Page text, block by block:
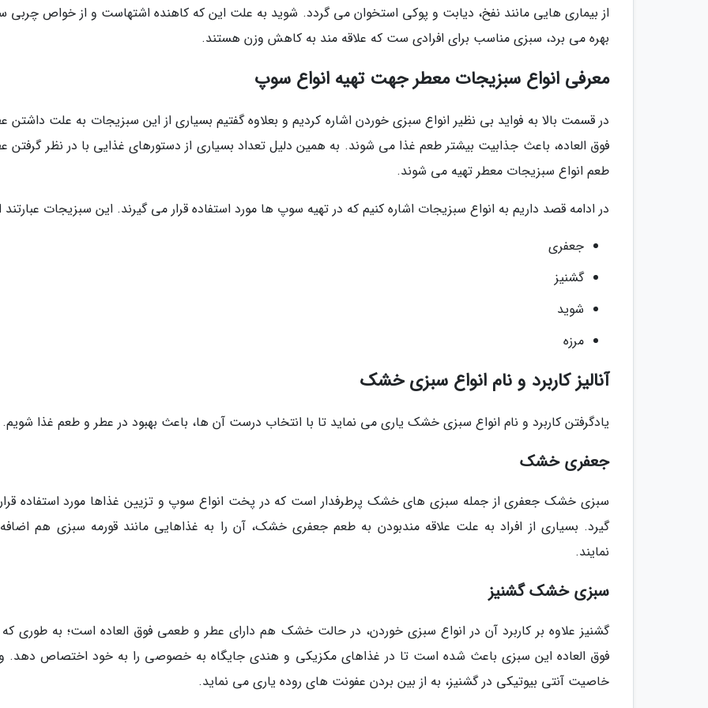
از بیماری هایی مانند نفخ، دیابت و پوکی استخوان می گردد. شوید به علت این که کاهنده اشتهاست و از خواص چربی
بهره می برد، سبزی مناسب برای افرادی ست که علاقه مند به کاهش وزن هستند.
معرفی انواع سبزیجات معطر جهت تهیه انواع سوپ
در قسمت بالا به فواید بی نظیر انواع سبزی خوردن اشاره کردیم و بعلاوه گفتیم بسیاری از این سبزیجات به علت داشتن
فوق العاده، باعث جذابیت بیشتر طعم غذا می شوند. به همین دلیل تعداد بسیاری از دستورهای غذایی با در نظر گرفتن
طعم انواع سبزیجات معطر تهیه می شوند.
در ادامه قصد داریم به انواع سبزیجات اشاره کنیم که در تهیه سوپ ها مورد استفاده قرار می گیرند. این سبزیجات عبارتند
جعفری
گشنیز
شوید
مرزه
آنالیز کاربرد و نام انواع سبزی خشک
یادگرفتن کاربرد و نام انواع سبزی خشک یاری می نماید تا با انتخاب درست آن ها، باعث بهبود در عطر و طعم غذا شویم.
جعفری خشک
سبزی خشک جعفری از جمله سبزی های خشک پرطرفدار است که در پخت انواع سوپ و تزیین غذاها مورد استفاده
گیرد. بسیاری از افراد به علت علاقه مندبودن به طعم جعفری خشک، آن را به غذاهایی مانند قورمه سبزی هم
نمایند.
سبزی خشک گشنیز
گشنیز علاوه بر کاربرد آن در انواع سبزی خوردن، در حالت خشک هم دارای عطر و طعمی فوق العاده است؛ به طوری
فوق العاده این سبزی باعث شده است تا در غذاهای مکزیکی و هندی جایگاه به خصوصی را به خود اختصاص دهد.
خاصیت آنتی بیوتیکی در گشنیز، به از بین بردن عفونت های روده یاری می نماید.